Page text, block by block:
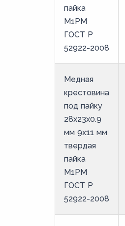
пайка
М1РМ
ГОСТ Р
52922-2008
Медная
крестовина
под пайку
28х23х0.9
мм 9х11 мм
твердая
пайка
М1РМ
ГОСТ Р
52922-2008